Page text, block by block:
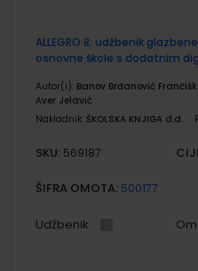
ALLEGRO 8; udžbenik
osnovne škole s dodatnim
Autor(i): Banov Brđanović
Aver Jelavić
Nakladnik: ŠKOLSKA KNJIGA d.d.
SKU: 569187
ŠIFRA OMOTA: 500177
Udžbenik